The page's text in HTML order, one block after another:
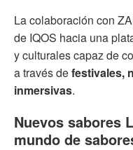
La colaboración con
de IQOS hacia una
y culturales capaz de
a través defestivales,
inmersivas.
Nuevos sabores
mundo de